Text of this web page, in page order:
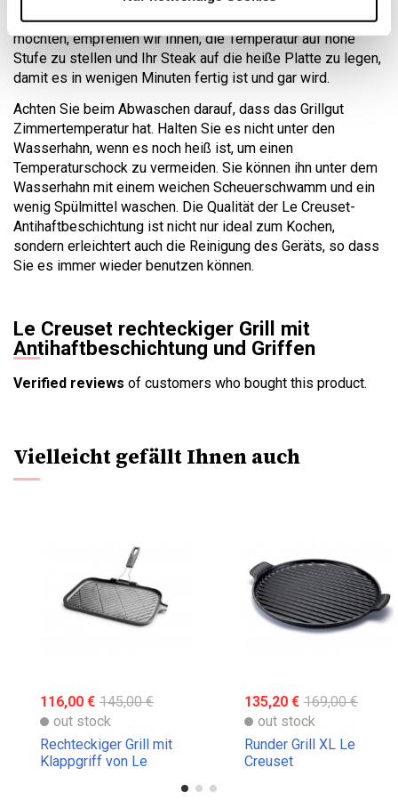
kochen. Wenn Sie hingegen rotes Fleisch zubereiten
möchten, empfehlen wir Ihnen, die Temperatur auf hohe
Stufe zu stellen und Ihr Steak auf die heiße Platte zu legen,
damit es in wenigen Minuten fertig ist und gar wird.
Achten Sie beim Abwaschen darauf, dass das Grillgut
Zimmertemperatur hat. Halten Sie es nicht unter den
Wasserhahn, wenn es noch heiß ist, um einen
Temperaturschock zu vermeiden. Sie können ihn unter dem
Wasserhahn mit einem weichen Scheuerschwamm und ein
wenig Spülmittel waschen. Die Qualität der Le Creuset-
Antihaftbeschichtung ist nicht nur ideal zum Kochen,
sondern erleichtert auch die Reinigung des Geräts, so dass
Sie es immer wieder benutzen können.
Le Creuset rechteckiger Grill mit
Antihaftbeschichtung und Griffen
Verified reviews of customers who bought this product.
Vielleicht gefällt Ihnen auch
116,00 € 145,00 €
out stock
Rechteckiger Grill mit
Klappgriff von Le
135,20 € 169,00 €
out stock
Runder Grill XL Le
Creuset